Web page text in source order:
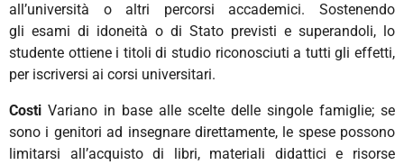
all’università o altri percorsi accademici. Sostenendo
gli esami di idoneità o di Stato previsti e superandoli, lo
studente ottiene i titoli di studio riconosciuti a tutti gli effetti,
per iscriversi ai corsi universitari.
Costi Variano in base alle scelte delle singole famiglie; se
sono i genitori ad insegnare direttamente, le spese possono
limitarsi all’acquisto di libri, materiali didattici e risorse